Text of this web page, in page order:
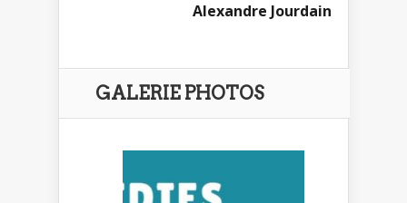
Alexandre Jourdain
GALERIE PHOTOS